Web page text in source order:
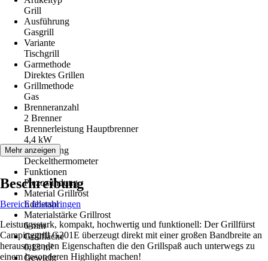
Grill
Ausführung
Gasgrill
Variante
Tischgrill
Garmethode
Direktes Grillen
Grillmethode
Gas
Brenneranzahl
2 Brenner
Brennerleistung Hauptbrenner
4,4 kW
Ausstattung
Deckelthermometer
Funktionen
Piezozündung
Material Grillrost
Edelstahl
Materialstärke Grillrost
6 mm
Grillfläche
0,13 m²
Gewicht
Mehr anzeigen
Beschreibung
Bereich überspringen
Leistungsstark, kompakt, hochwertig und funktionell: Der Grillfürst
Campinggrill G201E überzeugt direkt mit einer großen Bandbreite an
herausragenden Eigenschaften die den Grillspaß auch unterwegs zu
einem besonderen Highlight machen!